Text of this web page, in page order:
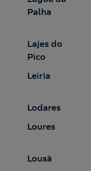
Palha
Lajes do
Pico
Leiria
Lodares
Loures
Lousã